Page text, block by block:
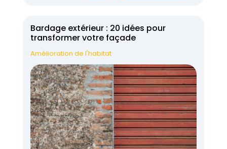
Bardage extérieur : 20 idées pour
transformer votre façade
Amélioration de l'habitat